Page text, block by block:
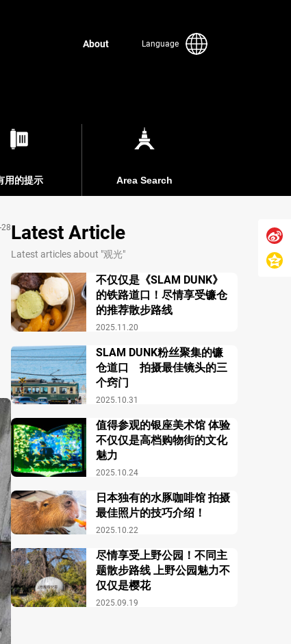
About Language
用的提示 Area Search
Latest Article
Latest articles about "观光"
2025.11.20
不仅仅是《SLAM DUNK》
的铁路道口！尽情享受镰仓
的推荐散步路线
2025.10.31
SLAM DUNK粉丝聚集的镰
仓道口 拍摄最佳镜头的三
个窍门
2025.10.24
值得参观的银座美术馆 体验
不仅仅是高档购物街的文化
魅力
2025.10.22
日本独有的水豚咖啡馆 拍摄
最佳照片的技巧介绍！
2025.09.19
尽情享受上野公园！不同主
题散步路线 上野公园魅力不
仅仅是樱花